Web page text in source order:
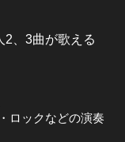
2、3曲が歌える
ロックなどの演奏